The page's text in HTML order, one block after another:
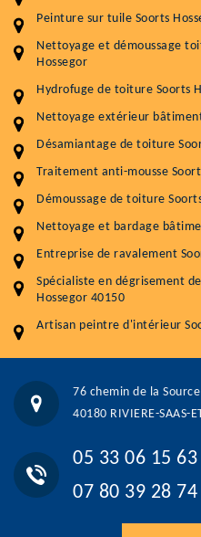
Peinture sur tuile Soorts
Nettoyage et démoussage
Hossegor
Hydrofuge de toiture Soorts
Nettoyage extérieur
Désamiantage de toiture
Traitement anti-mousse
Démoussage de toiture
Nettoyage et bardage
Entreprise de ravalement
Spécialiste en dégrisement
Hossegor 40150
Artisan peintre d'intérieur
76 chemin de la Source
40180 RIVIERE-SAAS-
05 33 06 15 63
07 80 39 28 74
Entretenir votre
Plus de 15 ans
Service
Nettoyageb toiture
Démoussage toiture
Traitement hydrofuge
Artisant local
76 chemin de la Source